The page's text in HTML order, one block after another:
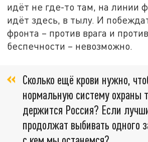
идёт не где-то там, на линии
идёт здесь, в тылу. И
фронта – против врага и
беспечности – невозможно.
Сколько ещё крови нужно,
нормальную систему охраны
держится Россия? Если
продолжат выбивать одного